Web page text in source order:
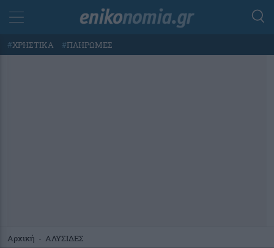
#ΧΡΗΣΤΙΚΑ #ΠΛΗΡΩΜΕΣ
Αρχική - ΑΛΥΣΙΔΕΣ